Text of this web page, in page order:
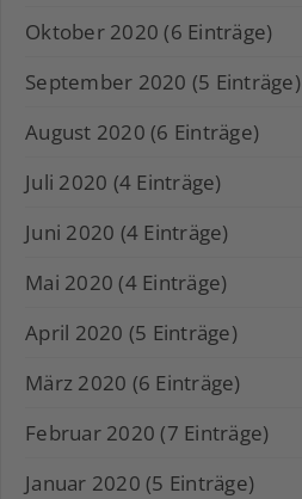
Oktober 2020 (6 Einträge)
September 2020 (5 Einträge)
August 2020 (6 Einträge)
Juli 2020 (4 Einträge)
Juni 2020 (4 Einträge)
Mai 2020 (4 Einträge)
April 2020 (5 Einträge)
März 2020 (6 Einträge)
Februar 2020 (7 Einträge)
Januar 2020 (5 Einträge)